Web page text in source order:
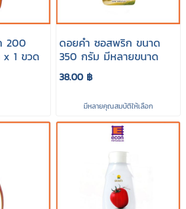
200
x 1 ขวด
ดอยคำ ซอสพริก ขนาด
350 กรัม มีหลายขนาด
38.00 ฿
มีหลายคุณสมบัติให้เลือก